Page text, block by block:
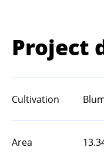
Project
Cultivation
Area